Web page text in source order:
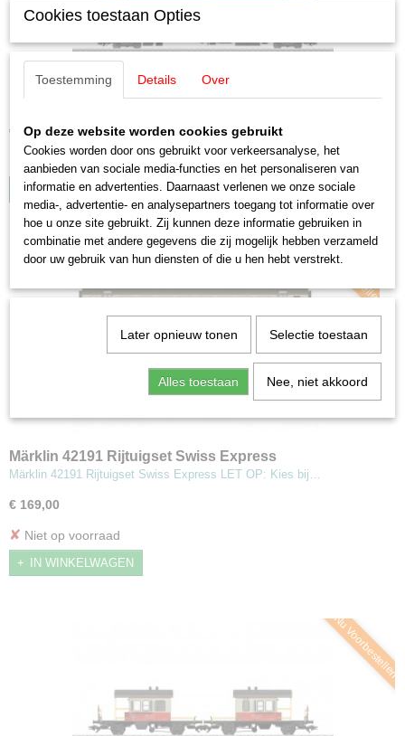
Märklin 42190 Set rijtuigen Swiss Express
Märklin 42190 Set rijtuigen Swiss Express LET OP: Kies…
€ 339,00
Niet op voorraad
IN WINKELWAGEN
Nu Voorbestellen
Märklin 42191 Rijtuigset Swiss Express
Märklin 42191 Rijtuigset Swiss Express LET OP: Kies bij…
€ 169,00
✘ Niet op voorraad
IN WINKELWAGEN
Nu Voorbestellen
Cookies toestaan Opties
Toestemming Details Over
Op deze website worden cookies gebruikt
Cookies worden door ons gebruikt voor verkeersanalyse, het
aanbieden van sociale media-functies en het personaliseren van
informatie en advertenties. Daarnaast verlenen we onze sociale
media-, advertentie- en analysepartners toegang tot informatie over
hoe u onze site gebruikt. Zij kunnen deze informatie gebruiken in
combinatie met andere gegevens die zij mogelijk hebben verzameld
door uw gebruik van hun diensten of die u hen hebt verstrekt.
Later opnieuw tonen Selectie toestaan
Alles toestaan Nee, niet akkoord